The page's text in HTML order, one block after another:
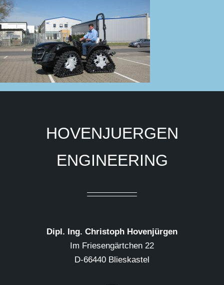
HOVENJUERGEN
ENGINEERING
Dipl. Ing. Christoph Hovenjürgen
Im Friesengärtchen 22
D-66440 Blieskastel